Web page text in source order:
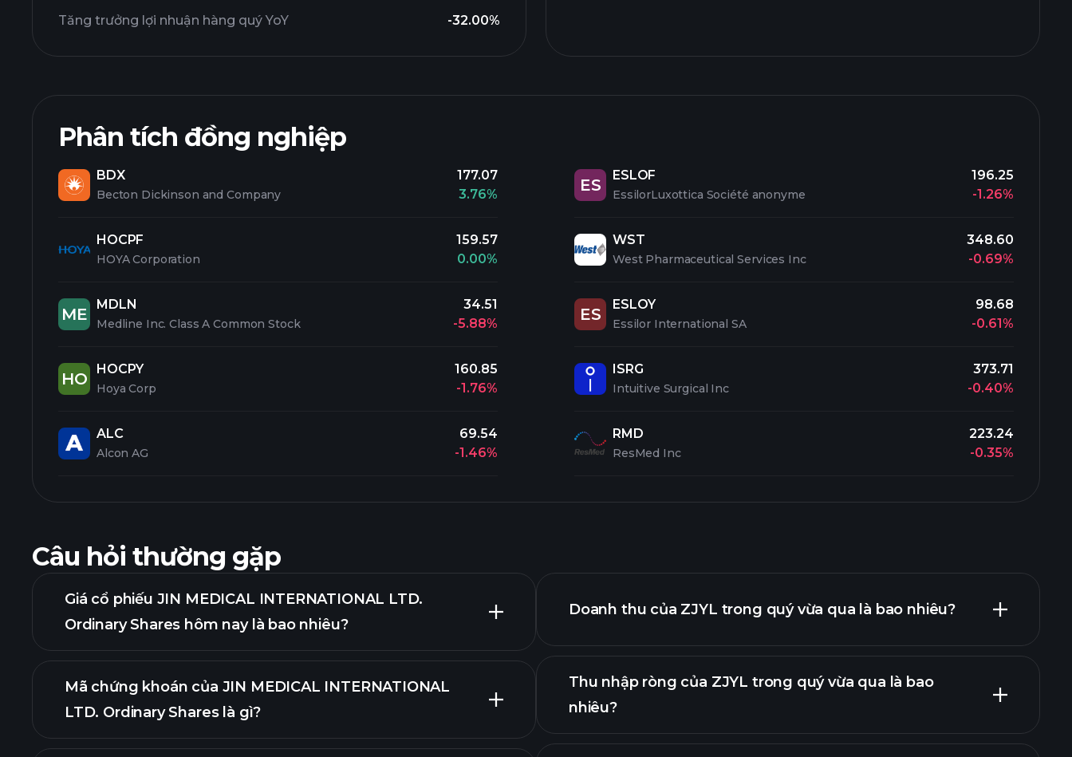
Tăng trưởng lợi nhuận hàng quý YoY
-32.00%
Phân tích đồng nghiệp
BDX
Becton Dickinson and Company
177.07
3.76%
HOCPF
HOYA Corporation
159.57
0.00%
ME
MDLN
Medline Inc. Class A Common Stock
34.51
-5.88%
HO
HOCPY
Hoya Corp
160.85
-1.76%
ALC
Alcon AG
69.54
-1.46%
ES
ESLOF
EssilorLuxottica Société anonyme
196.25
-1.26%
WST
West Pharmaceutical Services Inc
348.60
-0.69%
ES
ESLOY
Essilor International SA
98.68
-0.61%
ISRG
Intuitive Surgical Inc
373.71
-0.40%
RMD
ResMed Inc
223.24
-0.35%
Câu hỏi thường gặp
Giá cổ phiếu JIN MEDICAL INTERNATIONAL LTD.
Ordinary Shares hôm nay là bao nhiêu?
Mã chứng khoán của JIN MEDICAL INTERNATIONAL
LTD. Ordinary Shares là gì?
Doanh thu của ZJYL trong quý vừa qua là bao nhiêu?
chính
Thu nhập ròng của ZJYL trong quý vừa qua là bao
nhiêu?